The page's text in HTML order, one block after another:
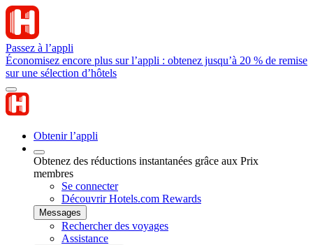
Passez à l’appli
Économisez encore plus sur l’appli : obtenez jusqu’à 20 % de remise
sur une sélection d’hôtels
Obtenir l’appli
Obtenez des réductions instantanées grâce aux Prix
membres
Se connecter
Découvrir Hotels.com Rewards
Messages
Rechercher des voyages
Assistance